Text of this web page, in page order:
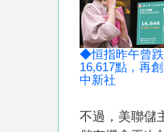
◆恒指昨午曾
16,617點，再創
中新社
不過，美聯儲